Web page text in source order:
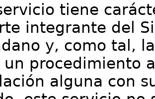
tiene
integrante del
y, como tal,
un procedimiento
alguna con